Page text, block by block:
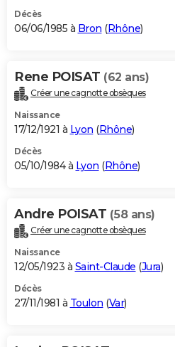
Décès
06/06/1985 à Bron (Rhône)
Rene POISAT (62 ans)
Créer une cagnotte obsèques
Naissance
17/12/1921 à Lyon (Rhône)
Décès
05/10/1984 à Lyon (Rhône)
Andre POISAT (58 ans)
Créer une cagnotte obsèques
Naissance
12/05/1923 à Saint-Claude (Jura)
Décès
27/11/1981 à Toulon (Var)